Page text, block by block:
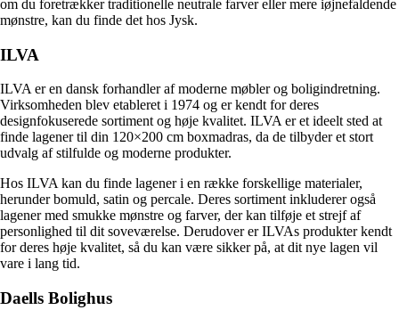
om du foretrækker traditionelle neutrale farver eller mere iøjnefaldende
mønstre, kan du finde det hos Jysk.
ILVA
ILVA er en dansk forhandler af moderne møbler og boligindretning.
Virksomheden blev etableret i 1974 og er kendt for deres
designfokuserede sortiment og høje kvalitet. ILVA er et ideelt sted at
finde lagener til din 120×200 cm boxmadras, da de tilbyder et stort
udvalg af stilfulde og moderne produkter.
Hos ILVA kan du finde lagener i en række forskellige materialer,
herunder bomuld, satin og percale. Deres sortiment inkluderer også
lagener med smukke mønstre og farver, der kan tilføje et strejf af
personlighed til dit soveværelse. Derudover er ILVAs produkter kendt
for deres høje kvalitet, så du kan være sikker på, at dit nye lagen vil
vare i lang tid.
Daells Bolighus